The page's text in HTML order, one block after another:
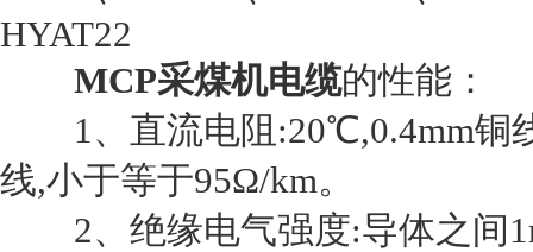
HYAT22
MCP采煤机电缆的性能：
1、直流电阻:20℃,0.4mm铜
线,小于等于95Ω/km。
2、绝缘电气强度:导体之间